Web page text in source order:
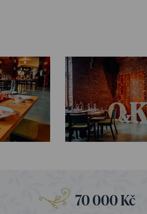
70 000 Kč